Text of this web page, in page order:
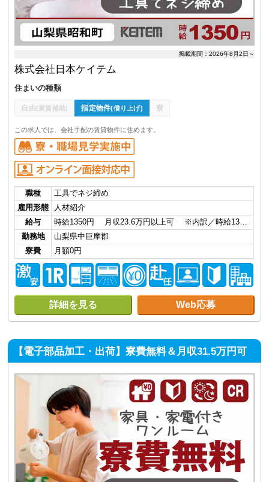
掲載期間：2026年8月2日～
株式会社日本ケイテム
住まいの種類
自由(家賃補助) 指定物件(借り上げ) 寮
この求人では、会社手配の賃貸物件に住めます。
職種
工具でネジ締め
雇用形態
人材紹介
給与
時給1350円 月収23.6万円以上可 ※内訳／時給13…
勤務地
山梨県中巨摩郡
寮費
月額0円
詳細を見る Web応募
【電子部品加工・出荷】寮費無料＆月収31.5万円可